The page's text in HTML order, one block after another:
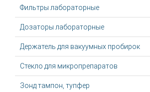
Фильтры лабораторные
Дозаторы лабораторные
Держатель для вакуумных пробирок
Стекло для микропрепаратов
Зонд тампон, тупфер